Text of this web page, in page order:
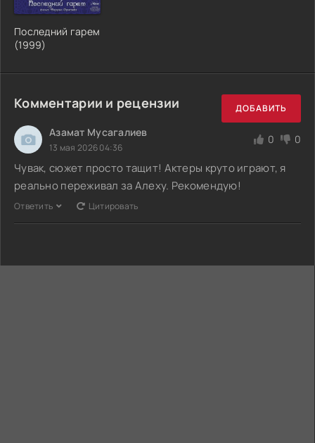
Последний гарем
(1999)
Комментарии и рецензии ДОБАВИТЬ
Азамат Мусагалиев
13 мая 2026 04:36
0 0
Чувак, сюжет просто тащит! Актеры круто играют, я
реально переживал за Алеху. Рекомендую!
Ответить Цитировать